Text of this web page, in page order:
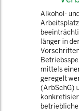
Alkohol-
länger in
mittels
geregelt
(ArbSchG)